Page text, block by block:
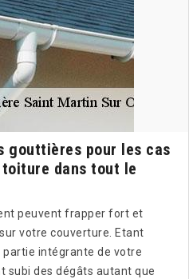
gouttières pour les cas
dans tout le
peuvent frapper fort et
votre couverture. Etant
intégrante de votre
subi des dégâts autant que